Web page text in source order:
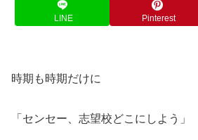
LINE Pinterest
時期も時期だけに
「センセー、志望校どこにしよう」